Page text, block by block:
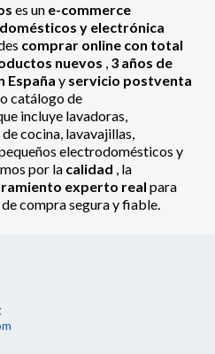
es un e-commerce
y electrónica
comprar online con total
nuevos , 3 años de
España y servicio postventa
catálogo de
incluye lavadoras,
cocina, lavavajillas,
electrodomésticos y
por la calidad , la
experto real para
compra segura y fiable.